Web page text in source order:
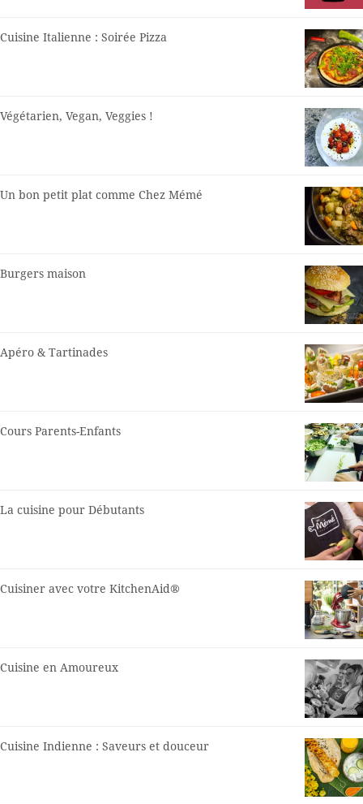
Cuisine Italienne : Soirée Pizza
Végétarien, Vegan, Veggies !
Un bon petit plat comme Chez Mémé
Burgers maison
Apéro & Tartinades
Cours Parents-Enfants
La cuisine pour Débutants
Cuisiner avec votre KitchenAid®
Cuisine en Amoureux
Cuisine Indienne : Saveurs et douceur